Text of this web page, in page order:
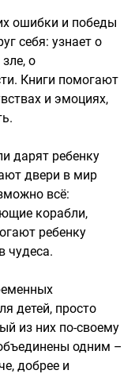
ошибки и победы
себя: узнает о
о
Книги помогают
и эмоциях,
дарят ребенку
двери в мир
всё:
корабли,
ребенку
чудеса.
детей, просто
из них по-своему
одним –
добрее и